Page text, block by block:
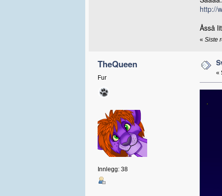
http://
Åsså
« Siste
TheQueen
Fur
Innlegg: 38
«